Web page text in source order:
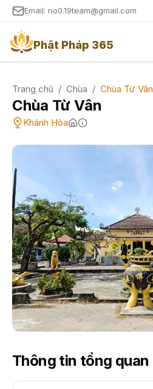
Email: no0.19team@gmail.com
Phật Pháp 365
Trang chủ / Chùa / Chùa Từ Vân
Chùa Từ Vân
Khánh Hòa
Thông tin tổng quan